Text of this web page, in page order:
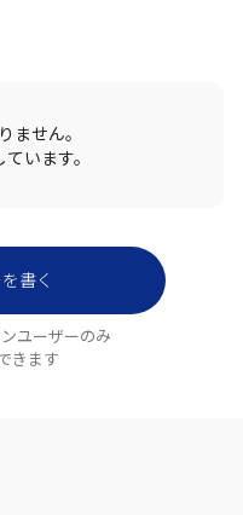
ません。
います。
書く
ユーザーのみ
きます